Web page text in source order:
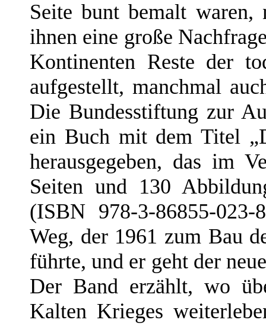
Seite bunt bemalt
ihnen eine große
Kontinenten Reste der
aufgestellt, manchmal
Die Bundesstiftung zur
ein Buch mit dem Titel
herausgegeben, das im
Seiten und 130
(ISBN 978-3-86855-
Weg, der 1961 zum Bau
führte, und er geht der
Der Band erzählt, wo
Kalten Krieges